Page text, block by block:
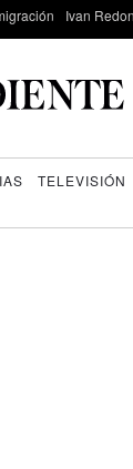
Ivan
TELEVISIÓN